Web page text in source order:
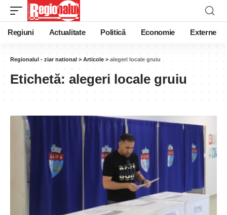
Regiuni Actualitate Politică Economie Externe
Regionalul - ziar national > Articole > alegeri locale gruiu
Etichetă: alegeri locale gruiu